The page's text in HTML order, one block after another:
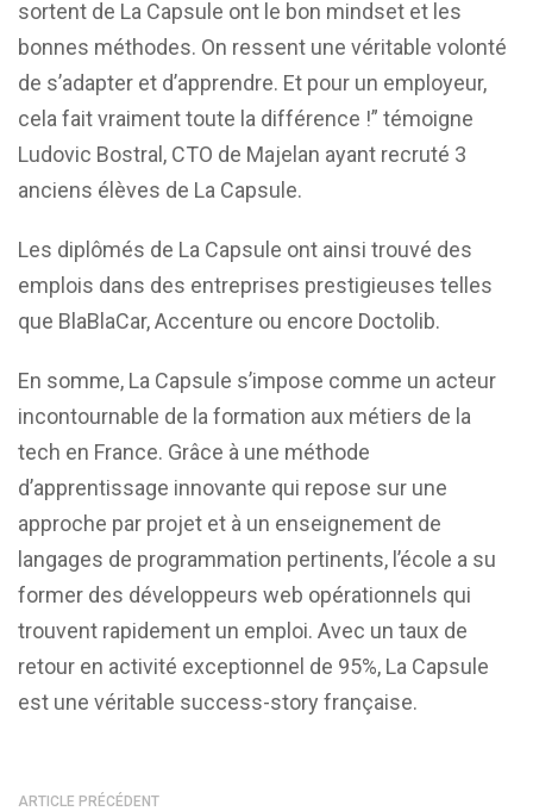
sortent de La Capsule ont le bon mindset et les
bonnes méthodes. On ressent une véritable volonté
de s’adapter et d’apprendre. Et pour un employeur,
cela fait vraiment toute la différence !” témoigne
Ludovic Bostral, CTO de Majelan ayant recruté 3
anciens élèves de La Capsule.
Les diplômés de La Capsule ont ainsi trouvé des
emplois dans des entreprises prestigieuses telles
que BlaBlaCar, Accenture ou encore Doctolib.
En somme, La Capsule s’impose comme un acteur
incontournable de la formation aux métiers de la
tech en France. Grâce à une méthode
d’apprentissage innovante qui repose sur une
approche par projet et à un enseignement de
langages de programmation pertinents, l’école a su
former des développeurs web opérationnels qui
trouvent rapidement un emploi. Avec un taux de
retour en activité exceptionnel de 95%, La Capsule
est une véritable success-story française.
ARTICLE PRÉCÉDENT